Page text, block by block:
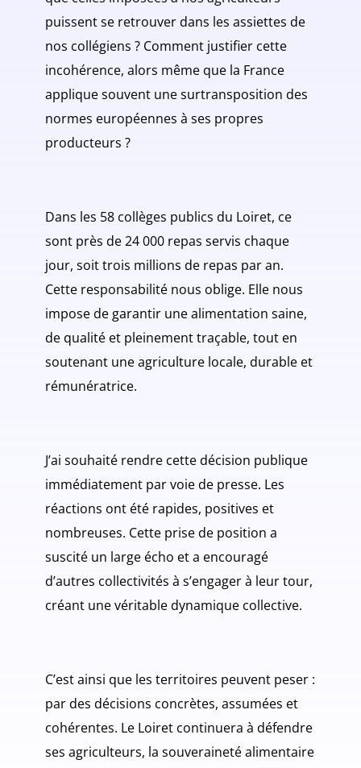
puissent se retrouver dans les assiettes de
nos collégiens ? Comment justifier cette
incohérence, alors même que la France
applique souvent une surtransposition des
normes européennes à ses propres
producteurs ?
Dans les 58 collèges publics du Loiret, ce
sont près de 24 000 repas servis chaque
jour, soit trois millions de repas par an.
Cette responsabilité nous oblige. Elle nous
impose de garantir une alimentation saine,
de qualité et pleinement traçable, tout en
soutenant une agriculture locale, durable et
rémunératrice.
J’ai souhaité rendre cette décision publique
immédiatement par voie de presse. Les
réactions ont été rapides, positives et
nombreuses. Cette prise de position a
suscité un large écho et a encouragé
d’autres collectivités à s’engager à leur tour,
créant une véritable dynamique collective.
C’est ainsi que les territoires peuvent peser :
par des décisions concrètes, assumées et
cohérentes. Le Loiret continuera à défendre
ses agriculteurs, la souveraineté alimentaire